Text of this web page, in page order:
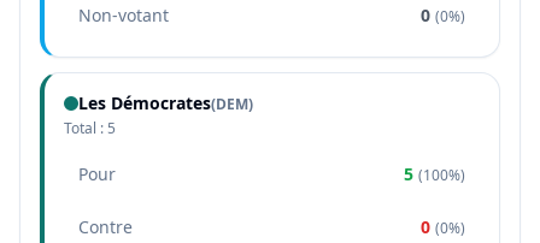
Non-votant 0 (0%)
Les Démocrates(DEM)
Total : 5
Pour 5 (100%)
Contre 0 (0%)